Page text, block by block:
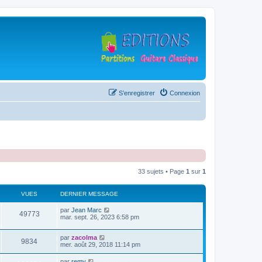
Connexion
S’enregistrer
33 sujets • Page 1 sur 1
VUES DERNIER MESSAGE
49773V
u
D
e
n
i
e
par Jean Marc
mar. sept. 26, 2023 6:58 pm
9834V
u
D
e
par zacolma
mer. août 29, 2018 11:14 pm